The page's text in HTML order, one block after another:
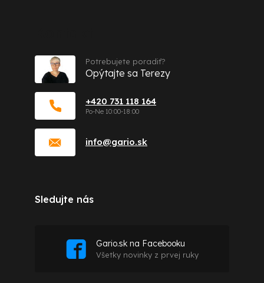
info@gario.sk
+420 731 118 164
Potrebujete poradiť?
Opýtajte sa Terezy
Sledujte nás
Gario.sk na Facebooku
Všetky novinky z prvej ruky